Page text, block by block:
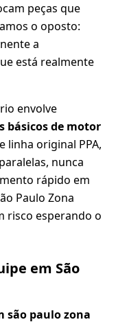
peças que
o oposto:
a
está realmente
envolve
básicos de motor
linha original PPA,
nunca
rápido em
Paulo Zona
risco esperando o
em São
são paulo zona